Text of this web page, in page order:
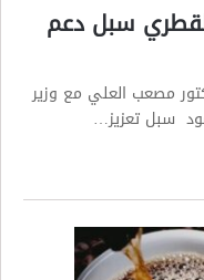
سبل دعم
مصعب العلي مع وزير
سبل تعزيز…